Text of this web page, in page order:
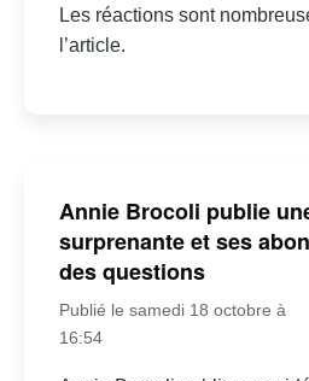
Les réactions sont
l’article.
Annie Brocoli publie
surprenante et ses
des questions
Publié le samedi 18 octobre à
16:54